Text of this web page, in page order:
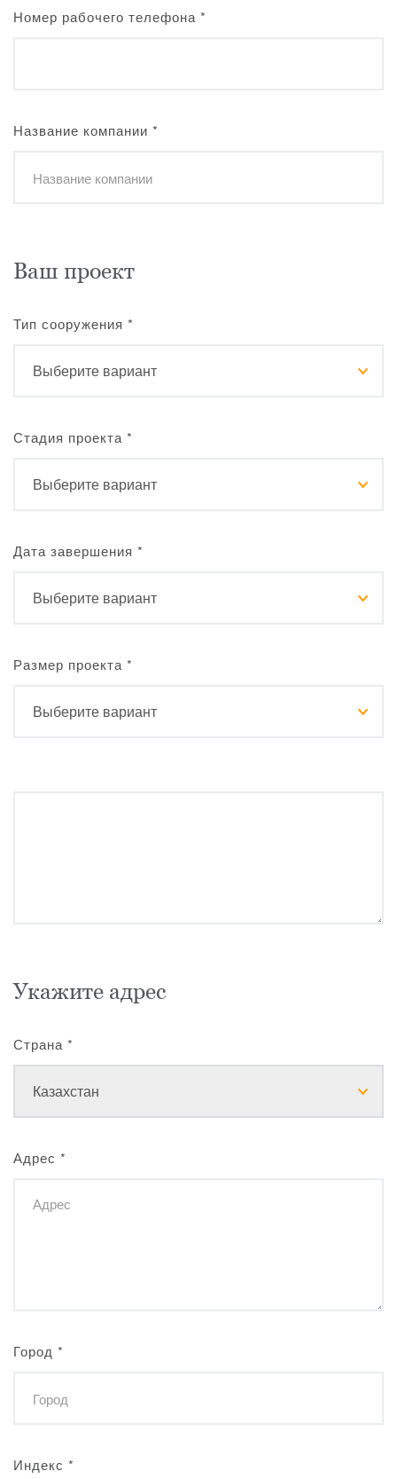
Номер рабочего телефона *
Название компании *
Ваш проект
Тип сооружения *
Стадия проекта *
Дата завершения *
Размер проекта *
Укажите адрес
Страна *
Адрес *
Город *
Индекс *